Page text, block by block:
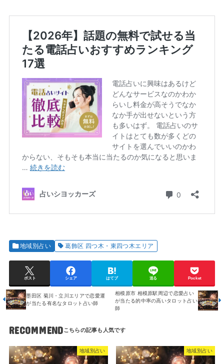
地域別占い 葛飾区 四つ木・東四つ木エリア
ポスト シェア はてブ 送る Pocket
墨田区 菊川・立川エリアで恋愛運
が当たる有名なタロット占い師
相模原市 相模原駅周辺で恋愛占い
が当たる的中率の高いタロット占い
師
RECOMMEND
地域別占い 地域別占い